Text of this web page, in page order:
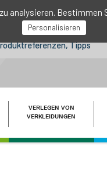
VERLEGEN VON
VERKLEIDUNGEN
analysieren.
Personalisieren